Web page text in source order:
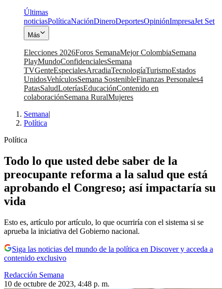
Últimas
noticiasPolíticaNaciónDineroDeportesOpiniónImpresaJet Set
Más
Elecciones 2026Foros SemanaMejor ColombiaSemana
PlayMundoConfidencialesSemana
TVGenteEspecialesArcadiaTecnologíaTurismoEstados
UnidosVehículosSemana SostenibleFinanzas Personales4
PatasSaludLoteríasEducaciónContenido en
colaboraciónSemana RuralMujeres
Semana|
Política
Política
Todo lo que usted debe saber de la
preocupante reforma a la salud que está
aprobando el Congreso; así impactaría su
vida
Esto es, artículo por artículo, lo que ocurriría con el sistema si se
aprueba la iniciativa del Gobierno nacional.
Siga las noticias del mundo de la política en Discover y acceda a
contenido exclusivo
Redacción Semana
10 de octubre de 2023, 4:48 p. m.